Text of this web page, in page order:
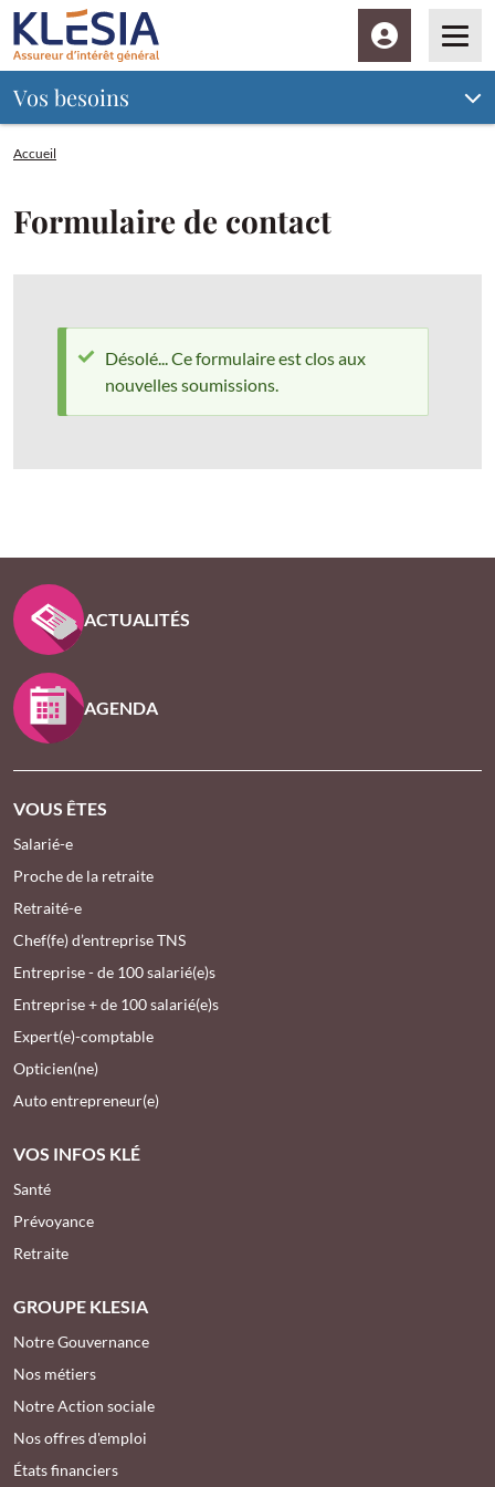
Espace client
Vos besoins
Accueil
Formulaire de contact
Désolé... Ce formulaire est clos aux
nouvelles soumissions.
PIED DE PAGE KLESIA - ASSUREUR D’INTÉRÊT
ACTUALITÉS
AGENDA
VOUS ÊTES
Salarié-e
Proche de la retraite
Retraité-e
Chef(fe) d’entreprise TNS
Entreprise - de 100 salarié(e)s
Entreprise + de 100 salarié(e)s
Expert(e)-comptable
Opticien(ne)
Auto entrepreneur(e)
VOS INFOS KLÉ
Santé
Prévoyance
Retraite
GROUPE KLESIA
Notre Gouvernance
Nos métiers
Notre Action sociale
Nos offres d'emploi
États financiers